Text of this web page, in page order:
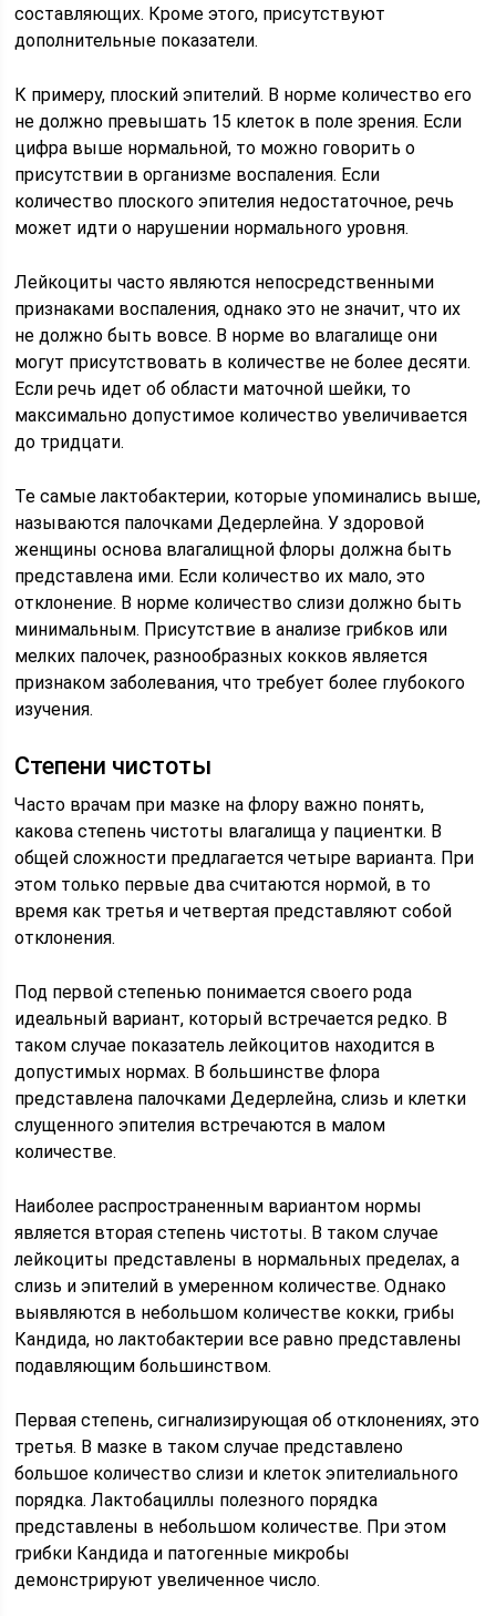
составляющих. Кроме этого, присутствуют
дополнительные показатели.
К примеру, плоский эпителий. В норме количество его
не должно превышать 15 клеток в поле зрения. Если
цифра выше нормальной, то можно говорить о
присутствии в организме воспаления. Если
количество плоского эпителия недостаточное, речь
может идти о нарушении нормального уровня.
Лейкоциты часто являются непосредственными
признаками воспаления, однако это не значит, что их
не должно быть вовсе. В норме во влагалище они
могут присутствовать в количестве не более десяти.
Если речь идет об области маточной шейки, то
максимально допустимое количество увеличивается
до тридцати.
Те самые лактобактерии, которые упоминались выше,
называются палочками Дедерлейна. У здоровой
женщины основа влагалищной флоры должна быть
представлена ими. Если количество их мало, это
отклонение. В норме количество слизи должно быть
минимальным. Присутствие в анализе грибков или
мелких палочек, разнообразных кокков является
признаком заболевания, что требует более глубокого
изучения.
Степени чистоты
Часто врачам при мазке на флору важно понять,
какова степень чистоты влагалища у пациентки. В
общей сложности предлагается четыре варианта. При
этом только первые два считаются нормой, в то
время как третья и четвертая представляют собой
отклонения.
Под первой степенью понимается своего рода
идеальный вариант, который встречается редко. В
таком случае показатель лейкоцитов находится в
допустимых нормах. В большинстве флора
представлена палочками Дедерлейна, слизь и клетки
слущенного эпителия встречаются в малом
количестве.
Наиболее распространенным вариантом нормы
является вторая степень чистоты. В таком случае
лейкоциты представлены в нормальных пределах, а
слизь и эпителий в умеренном количестве. Однако
выявляются в небольшом количестве кокки, грибы
Кандида, но лактобактерии все равно представлены
подавляющим большинством.
Первая степень, сигнализирующая об отклонениях, это
третья. В мазке в таком случае представлено
большое количество слизи и клеток эпителиального
порядка. Лактобациллы полезного порядка
представлены в небольшом количестве. При этом
грибки Кандида и патогенные микробы
демонстрируют увеличенное число.